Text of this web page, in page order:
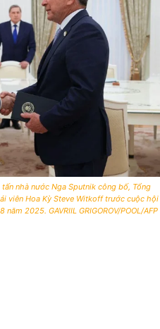
nhà nước Nga Sputnik công bố, Tổng
viên Hoa Kỳ Steve Witkoff trước cuộc hội
2025. GAVRIIL GRIGOROV/POOL/AFP